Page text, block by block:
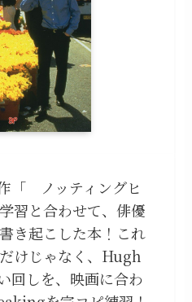
「 ノッティングヒ
習と合わせて、俳優
き起こした本！これ
けじゃなく、Hugh
回しを、映画に合わ